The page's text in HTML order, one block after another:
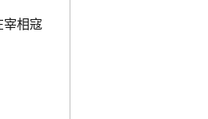
宰相寇